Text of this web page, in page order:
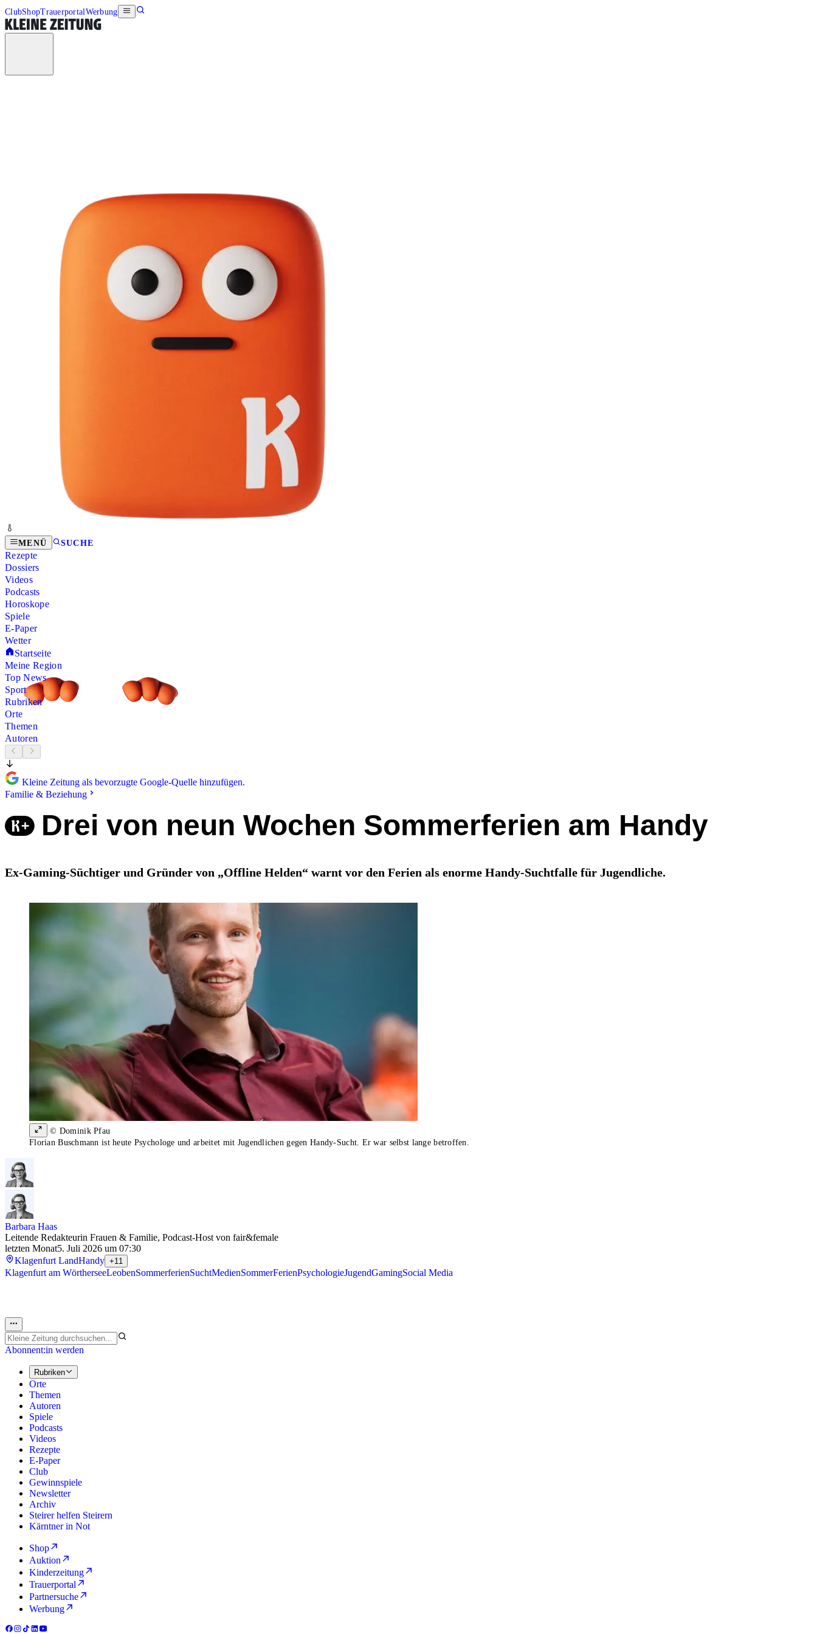
ClubShopTrauerportalWerbung
MENÜ SUCHE
Rezepte
Dossiers
Videos
Podcasts
Horoskope
Spiele
E-Paper
Wetter
Startseite
Meine Region
Top News
Sport
Rubriken
Orte
Themen
Autoren
Kleine Zeitung als bevorzugte Google-Quelle hinzufügen.
Familie & Beziehung
Drei von neun Wochen Sommerferien am Handy
Ex-Gaming-Süchtiger und Gründer von „Offline Helden“ warnt vor den Ferien als enorme Handy-Suchtfalle für Jugendliche.
© Dominik Pfau
Florian Buschmann ist heute Psychologe und arbeitet mit Jugendlichen gegen Handy-Sucht. Er war selbst lange betroffen.
Barbara Haas
Leitende Redakteurin Frauen & Familie, Podcast-Host von fair&female
letzten Monat5. Juli 2026 um 07:30
Klagenfurt LandHandy +11
Klagenfurt am WörtherseeLeobenSommerferienSuchtMedienSommerFerienPsychologieJugendGamingSocial Media
Abonnent:in werden
Rubriken
Orte
Themen
Autoren
Spiele
Podcasts
Videos
Rezepte
E-Paper
Club
Gewinnspiele
Newsletter
Archiv
Steirer helfen Steirern
Kärntner in Not
Shop
Auktion
Kinderzeitung
Trauerportal
Partnersuche
Werbung